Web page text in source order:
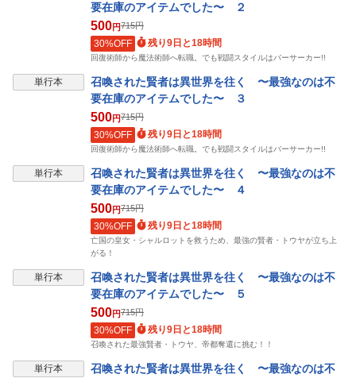
要在庫のアイテムでした〜 ２
500円715円
30%OFF 残り9日と18時間
回復術師から魔法術師へ転職。でも戦闘スタイルはバーサーカー!!
単行本
召喚された賢者は異世界を往く 〜最強なのは不
要在庫のアイテムでした〜 ３
500円715円
30%OFF 残り9日と18時間
回復術師から魔法術師へ転職。でも戦闘スタイルはバーサーカー!!
単行本
召喚された賢者は異世界を往く 〜最強なのは不
要在庫のアイテムでした〜 ４
500円715円
30%OFF 残り9日と18時間
亡国の皇女・シャルロットを救うため、最強の賢者・トウヤが立ち上
がる！
単行本
召喚された賢者は異世界を往く 〜最強なのは不
要在庫のアイテムでした〜 ５
500円715円
30%OFF 残り9日と18時間
召喚された最強賢者・トウヤ、帝都奪還に挑む！！
単行本
召喚された賢者は異世界を往く 〜最強なのは不